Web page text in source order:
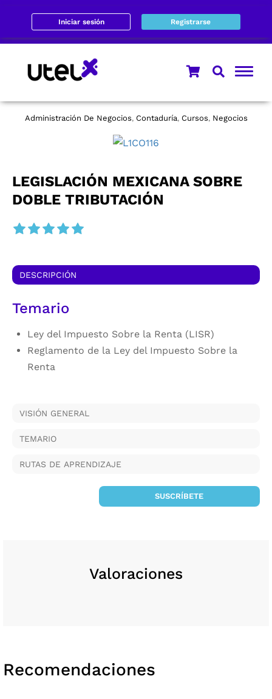
Iniciar sesión Registrarse
Administración De Negocios, Contaduría, Cursos, Negocios
LEGISLACIÓN MEXICANA SOBRE
DOBLE TRIBUTACIÓN
DESCRIPCIÓN
Temario
Ley del Impuesto Sobre la Renta (LISR)
Reglamento de la Ley del Impuesto Sobre la
Renta
VISIÓN GENERAL
TEMARIO
RUTAS DE APRENDIZAJE
SUSCRÍBETE
Valoraciones
Recomendaciones